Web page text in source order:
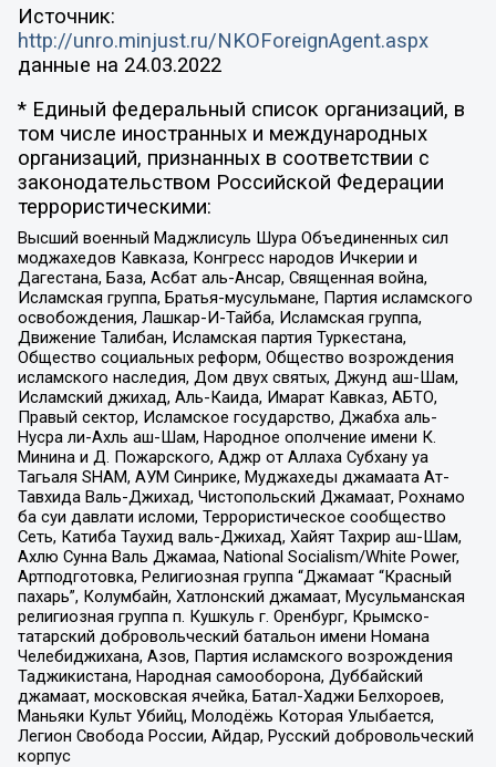
Источник:
http://unro.minjust.ru/NKOForeignAgent.aspx
данные на 24.03.2022
* Единый федеральный список организаций, в
том числе иностранных и международных
организаций, признанных в соответствии с
законодательством Российской Федерации
террористическими:
Высший военный Маджлисуль Шура Объединенных сил
моджахедов Кавказа, Конгресс народов Ичкерии и
Дагестана, База, Асбат аль-Ансар, Священная война,
Исламская группа, Братья-мусульмане, Партия исламского
освобождения, Лашкар-И-Тайба, Исламская группа,
Движение Талибан, Исламская партия Туркестана,
Общество социальных реформ, Общество возрождения
исламского наследия, Дом двух святых, Джунд аш-Шам,
Исламский джихад, Аль-Каида, Имарат Кавказ, АБТО,
Правый сектор, Исламское государство, Джабха аль-
Нусра ли-Ахль аш-Шам, Народное ополчение имени К.
Минина и Д. Пожарского, Аджр от Аллаха Субхану уа
Тагьаля SHAM, АУМ Синрике, Муджахеды джамаата Ат-
Тавхида Валь-Джихад, Чистопольский Джамаат, Рохнамо
ба суи давлати исломи, Террористическое сообщество
Сеть, Катиба Таухид валь-Джихад, Хайят Тахрир аш-Шам,
Ахлю Сунна Валь Джамаа, National Socialism/White Power,
Артподготовка, Религиозная группа “Джамаат “Красный
пахарь”, Колумбайн, Хатлонский джамаат, Мусульманская
религиозная группа п. Кушкуль г. Оренбург, Крымско-
татарский добровольческий батальон имени Номана
Челебиджихана, Азов, Партия исламского возрождения
Таджикистана, Народная самооборона, Дуббайский
джамаат, московская ячейка, Батал-Хаджи Белхороев,
Маньяки Культ Убийц, Молодёжь Которая Улыбается,
Легион Свобода России, Айдар, Русский добровольческий
корпус